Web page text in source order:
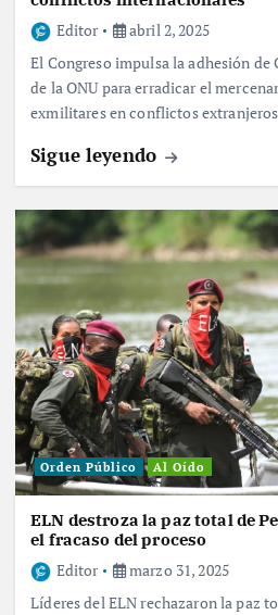
Editor
abril 2, 2025
El Congreso impulsa la adhesión
de la ONU para erradicar el
exmilitares en conflictos
Sigue leyendo
Orden Público Al Oído
ELN destroza la paz total de
el fracaso del proceso
Editor
marzo 31, 2025
Líderes del ELN rechazaron la paz